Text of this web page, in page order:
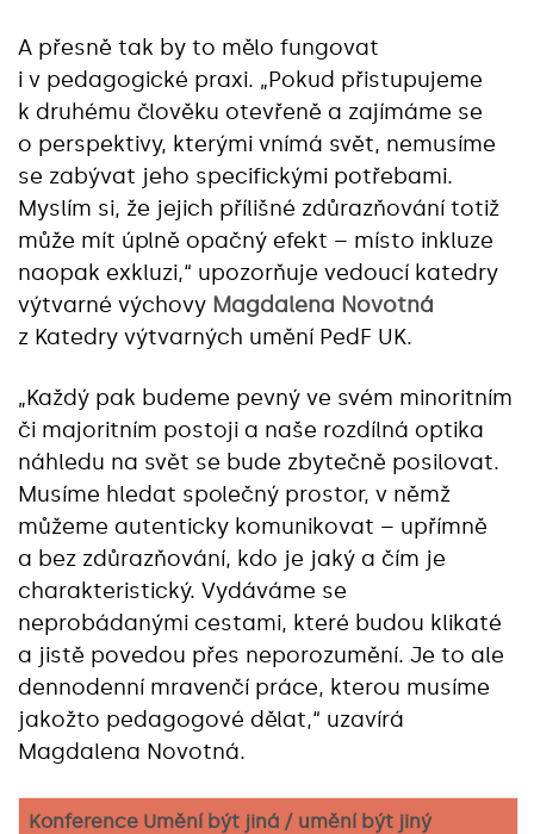
A přesně tak by to mělo fungovat
i v pedagogické praxi. „Pokud přistupujeme
k druhému člověku otevřeně a zajímáme se
o perspektivy, kterými vnímá svět, nemusíme
se zabývat jeho specifickými potřebami.
Myslím si, že jejich přílišné zdůrazňování totiž
může mít úplně opačný efekt – místo inkluze
naopak exkluzi,“ upozorňuje vedoucí katedry
výtvarné výchovy Magdalena Novotná
z Katedry výtvarných umění PedF UK.
„Každý pak budeme pevný ve svém minoritním
či majoritním postoji a naše rozdílná optika
náhledu na svět se bude zbytečně posilovat.
Musíme hledat společný prostor, v němž
můžeme autenticky komunikovat – upřímně
a bez zdůrazňování, kdo je jaký a čím je
charakteristický. Vydáváme se
neprobádanými cestami, které budou klikaté
a jistě povedou přes neporozumění. Je to ale
dennodenní mravenčí práce, kterou musíme
jakožto pedagogové dělat,“ uzavírá
Magdalena Novotná.
Konference Umění být jiná / umění být jiný